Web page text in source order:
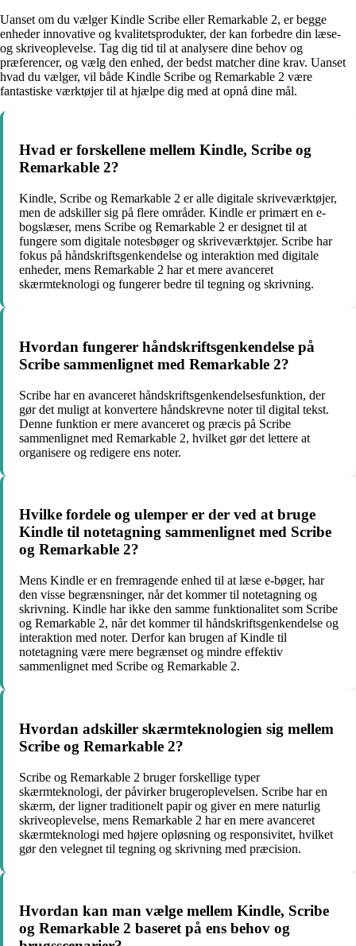
Uanset om du vælger Kindle Scribe eller Remarkable 2, er begge
enheder innovative og kvalitetsprodukter, der kan forbedre din læse-
og skriveoplevelse. Tag dig tid til at analysere dine behov og
præferencer, og vælg den enhed, der bedst matcher dine krav. Uanset
hvad du vælger, vil både Kindle Scribe og Remarkable 2 være
fantastiske værktøjer til at hjælpe dig med at opnå dine mål.
Hvad er forskellene mellem Kindle, Scribe og
Remarkable 2?
Kindle, Scribe og Remarkable 2 er alle digitale skriveværktøjer,
men de adskiller sig på flere områder. Kindle er primært en e-
bogslæser, mens Scribe og Remarkable 2 er designet til at
fungere som digitale notesbøger og skriveværktøjer. Scribe har
fokus på håndskriftsgenkendelse og interaktion med digitale
enheder, mens Remarkable 2 har et mere avanceret
skærmteknologi og fungerer bedre til tegning og skrivning.
Hvordan fungerer håndskriftsgenkendelse på
Scribe sammenlignet med Remarkable 2?
Scribe har en avanceret håndskriftsgenkendelsesfunktion, der
gør det muligt at konvertere håndskrevne noter til digital tekst.
Denne funktion er mere avanceret og præcis på Scribe
sammenlignet med Remarkable 2, hvilket gør det lettere at
organisere og redigere ens noter.
Hvilke fordele og ulemper er der ved at bruge
Kindle til notetagning sammenlignet med Scribe
og Remarkable 2?
Mens Kindle er en fremragende enhed til at læse e-bøger, har
den visse begrænsninger, når det kommer til notetagning og
skrivning. Kindle har ikke den samme funktionalitet som Scribe
og Remarkable 2, når det kommer til håndskriftsgenkendelse og
interaktion med noter. Derfor kan brugen af Kindle til
notetagning være mere begrænset og mindre effektiv
sammenlignet med Scribe og Remarkable 2.
Hvordan adskiller skærmteknologien sig mellem
Scribe og Remarkable 2?
Scribe og Remarkable 2 bruger forskellige typer
skærmteknologi, der påvirker brugeroplevelsen. Scribe har en
skærm, der ligner traditionelt papir og giver en mere naturlig
skriveoplevelse, mens Remarkable 2 har en mere avanceret
skærmteknologi med højere opløsning og responsivitet, hvilket
gør den velegnet til tegning og skrivning med præcision.
Hvordan kan man vælge mellem Kindle, Scribe
og Remarkable 2 baseret på ens behov og